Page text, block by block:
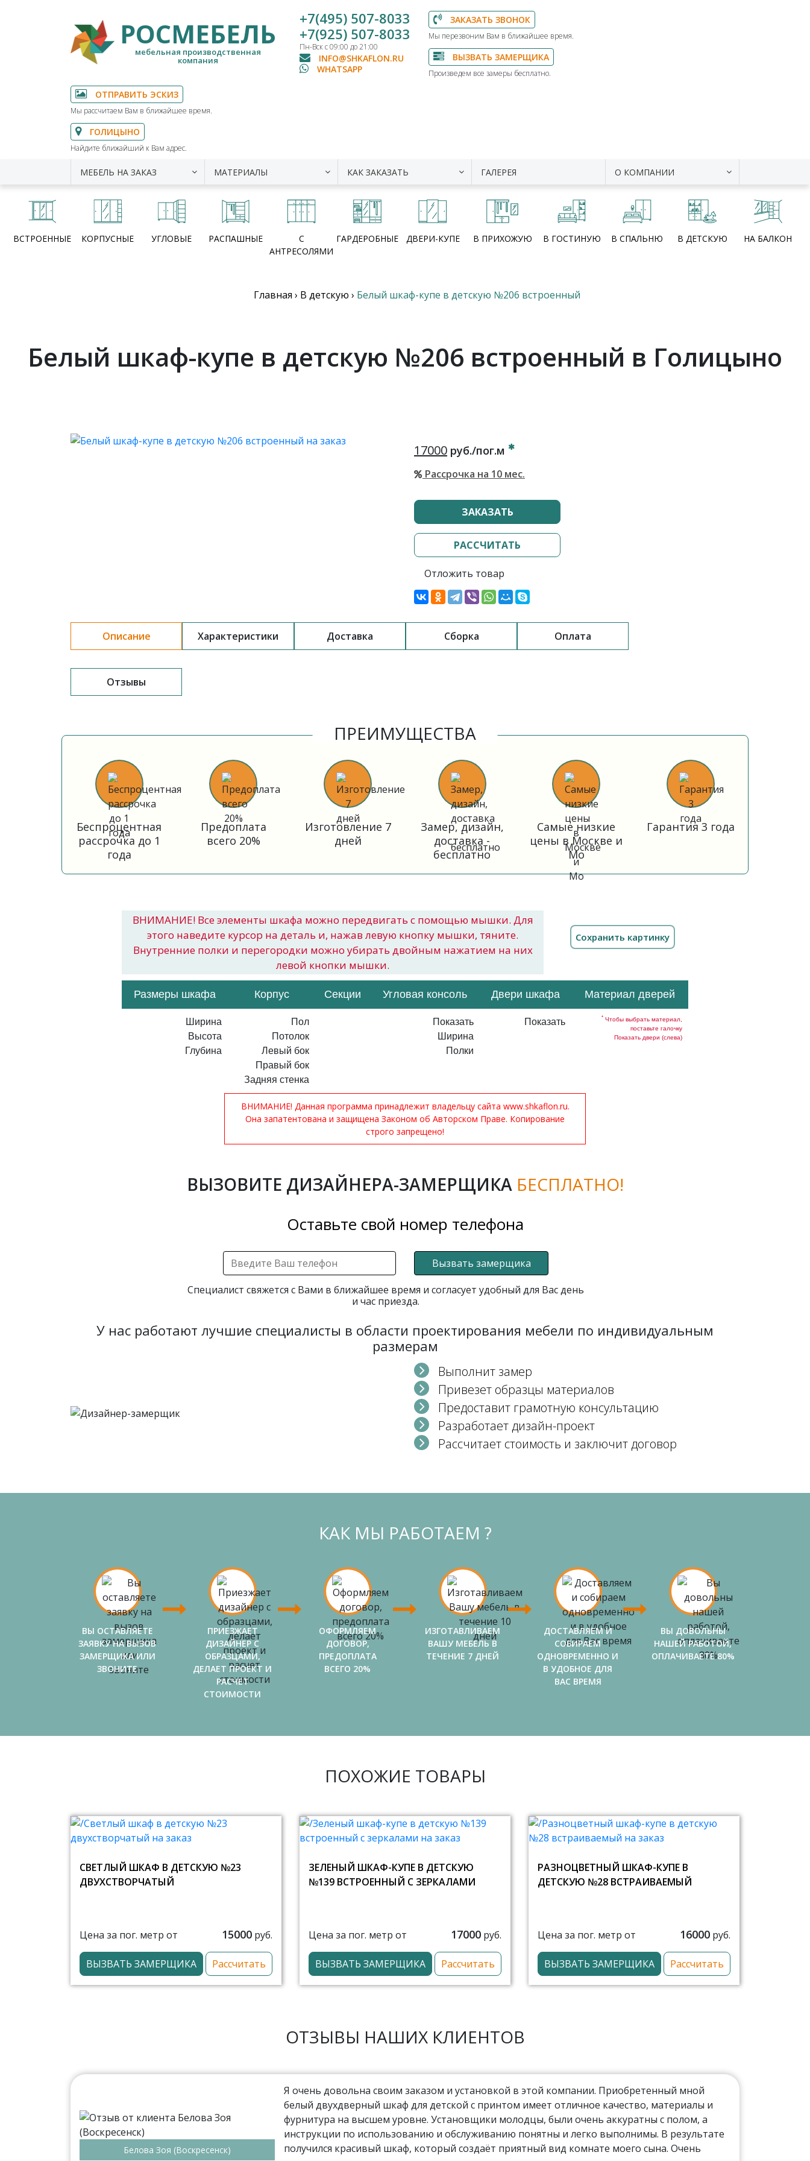
РОСМЕБЕЛЬ
мебельная производственная
компания
+7(495) 507-8033
+7(925) 507-8033
Пн-Вск с 09:00 до 21:00
INFO@SHKAFLON.RU
WHATSAPP
ЗАКАЗАТЬ ЗВОНОК
Мы перезвоним Вам в ближайшее время.
ВЫЗВАТЬ ЗАМЕРЩИКА
Произведем все замеры бесплатно.
ОТПРАВИТЬ ЭСКИЗ
Мы рассчитаем Вам в ближайшее время.
ГОЛИЦЫНО
Найдите ближайший к Вам адрес.
МЕБЕЛЬ НА ЗАКАЗ МАТЕРИАЛЫ КАК ЗАКАЗАТЬ ГАЛЕРЕЯ О КОМПАНИИ
ВСТРОЕННЫЕ КОРПУСНЫЕ УГЛОВЫЕ РАСПАШНЫЕ
С
АНТРЕСОЛЯМИ
ГАРДЕРОБНЫЕ ДВЕРИ-КУПЕ В ПРИХОЖУЮ В ГОСТИНУЮ В СПАЛЬНЮ В ДЕТСКУЮ НА БАЛКОН
Главная › В детскую › Белый шкаф-купе в детскую №206 встроенный
Белый шкаф-купе в детскую №206 встроенный в Голицыно
17000 руб./пог.м
Рассрочка на 10 мес.
ЗАКАЗАТЬ
РАССЧИТАТЬ
Отложить товар
Описание Характеристики Доставка Сборка Оплата
Отзывы
ПРЕИМУЩЕСТВА
Беспроцентная
рассрочка до 1
года
Предоплата
всего 20%
Изготовление 7
дней
Замер, дизайн,
доставка -
бесплатно
Самые низкие
цены в Москве и
Мо
Гарантия 3 года
ВНИМАНИЕ! Все элементы шкафа можно передвигать с помощью мышки. Для
этого наведите курсор на деталь и, нажав левую кнопку мышки, тяните.
Внутренние полки и перегородки можно убирать двойным нажатием на них
левой кнопки мышки.
Размеры шкафа Корпус Секции Угловая консоль Двери шкафа Материал дверей
Ширина
Высота
Глубина
Пол
Потолок
Левый бок
Правый бок
Задняя стенка
Показать
Ширина
Полки
Показать * Чтобы выбрать материал,
поставьте галочку
Показать двери (слева)
ВНИМАНИЕ! Данная программа принадлежит владельцу сайта www.shkaflon.ru.
Она запатентована и защищена Законом об Авторском Праве. Копирование
строго запрещено!
ВЫЗОВИТЕ ДИЗАЙНЕРА-ЗАМЕРЩИКА БЕСПЛАТНО!
Оставьте свой номер телефона
Вызвать замерщика
Специалист свяжется с Вами в ближайшее время и согласует удобный для Вас день
и час приезда.
У нас работают лучшие специалисты в области проектирования мебели по индивидуальным
размерам
Выполнит замер
Привезет образцы материалов
Предоставит грамотную консультацию
Разработает дизайн-проект
Рассчитает стоимость и заключит договор
КАК МЫ РАБОТАЕМ ?
ВЫ ОСТАВЛЯЕТЕ
ЗАЯВКУ НА ВЫЗОВ
ЗАМЕРЩИКА ИЛИ
ЗВОНИТЕ
ПРИЕЗЖАЕТ
ДИЗАЙНЕР С
ОБРАЗЦАМИ,
ДЕЛАЕТ ПРОЕКТ И
РАСЧЕТ
СТОИМОСТИ
ОФОРМЛЯЕМ
ДОГОВОР,
ПРЕДОПЛАТА
ВСЕГО 20%
ИЗГОТАВЛИВАЕМ
ВАШУ МЕБЕЛЬ В
ТЕЧЕНИЕ 7 ДНЕЙ
ДОСТАВЛЯЕМ И
СОБИРАЕМ
ОДНОВРЕМЕННО И
В УДОБНОЕ ДЛЯ
ВАС ВРЕМЯ
ВЫ ДОВОЛЬНЫ
НАШЕЙ РАБОТОЙ,
ОПЛАЧИВАЕТЕ 80%
ПОХОЖИЕ ТОВАРЫ
СВЕТЛЫЙ ШКАФ В ДЕТСКУЮ №23
ДВУХСТВОРЧАТЫЙ
Цена за пог. метр от 15000 руб.
ВЫЗВАТЬ ЗАМЕРЩИКА Рассчитать
ЗЕЛЕНЫЙ ШКАФ-КУПЕ В ДЕТСКУЮ
№139 ВСТРОЕННЫЙ С ЗЕРКАЛАМИ
Цена за пог. метр от 17000 руб.
ВЫЗВАТЬ ЗАМЕРЩИКА Рассчитать
РАЗНОЦВЕТНЫЙ ШКАФ-КУПЕ В
ДЕТСКУЮ №28 ВСТРАИВАЕМЫЙ
Цена за пог. метр от 16000 руб.
ВЫЗВАТЬ ЗАМЕРЩИКА Рассчитать
ОТЗЫВЫ НАШИХ КЛИЕНТОВ
Белова Зоя (Воскресенск)
Я очень довольна своим заказом и установкой в этой компании. Приобретенный мной
белый двухдверный шкаф для детской с принтом имеет отличное качество, материалы и
фурнитура на высшем уровне. Установщики молодцы, были очень аккуратны с полом, а
инструкции по использованию и обслуживанию понятны и легко выполнимы. В результате
получился красивый шкаф, который создаёт приятный вид комнате моего сына. Очень